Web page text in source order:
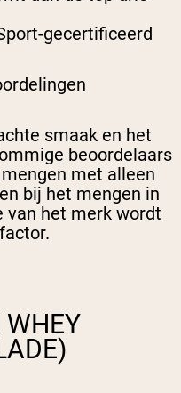
gecertificeerd
smaak en het
beoordelaars
met alleen
bij het mengen in
van het merk wordt
WHEY